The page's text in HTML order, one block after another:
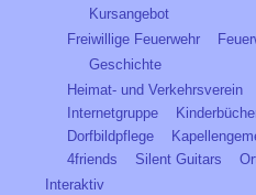
Kursangebot
Freiwillige Feuerwehr
Geschichte
Heimat- und Verkehrsverein
Internetgruppe
Dorfbildpflege
4friends
Silent Guitars
Interaktiv